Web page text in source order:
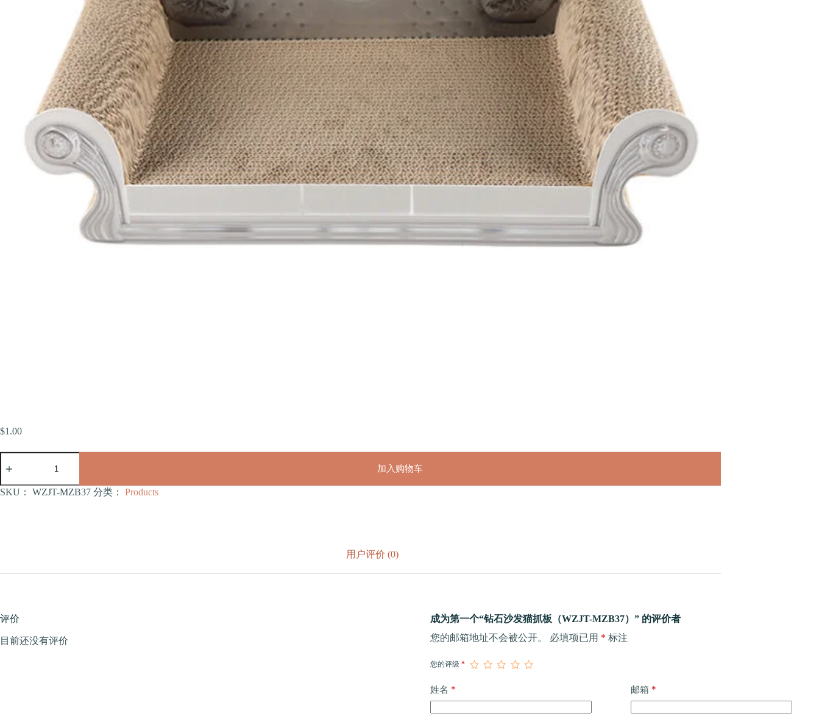
$1.00
石
发
量
加入购物车
SKU： WZJT-MZB37 分类： Products
用户评价 (0)
评价
目前还没有评价
成为第一个“钻石沙发猫抓板（WZJT-MZB37）” 的评价者
您的邮箱地址不会被公开。
必填项已用 * 标注
您的评级 *
姓名 * 邮箱 *